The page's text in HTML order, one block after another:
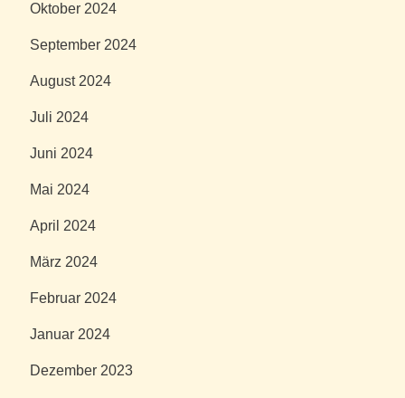
Oktober 2024
September 2024
August 2024
Juli 2024
Juni 2024
Mai 2024
April 2024
März 2024
Februar 2024
Januar 2024
Dezember 2023